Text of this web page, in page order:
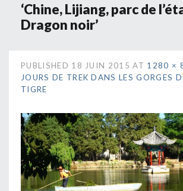
‘Chine, Lijiang, parc de
Dragon noir’
PUBLISHED 18 JUIN 2015 AT 1280 ×
JOURS DE TREK DANS LES GORGES
TIGRE